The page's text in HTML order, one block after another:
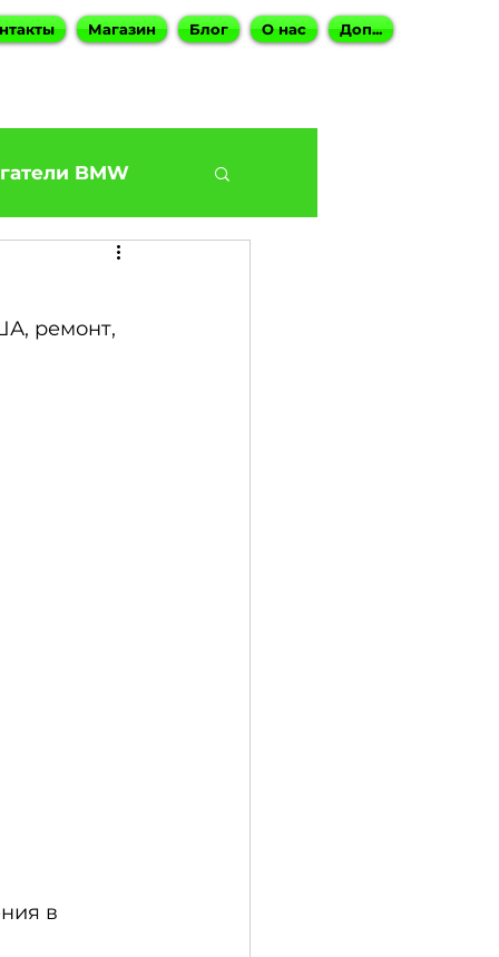
Магазин Блог О нас Доп...
BMW
BMW G30 540
ремонт,
в